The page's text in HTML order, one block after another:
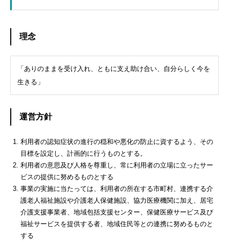
理念
「ありのままを受け入れ、ともに支え助け合い、自分らしく今を
生きる」
運営方針
利用者の認知症状の進行の穏和や悪化の防止に資するよう、その
目標を設定し、計画的に行うものとする。
利用者の意思及び人格を尊重し、常に利用者の立場に立ったサー
ビスの提供に努めるものとする
事業の実施に当たっては、利用者の所在する市町村、連携する介
護老人福祉施設や介護老人保健施設、協力医療機関に加え、居宅
介護支援事業者、地域包括支援センター、保健医療サービス及び
福祉サービスを提供する者、地域住民等との連携に努めるものと
する